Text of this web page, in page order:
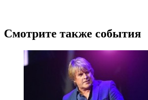
Смотрите также события